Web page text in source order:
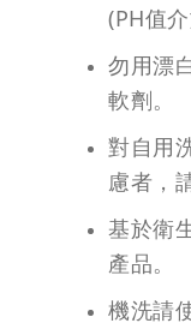
(PH值
勿用漂
軟劑。
對自用
慮者，
基於衛
產品。
機洗請